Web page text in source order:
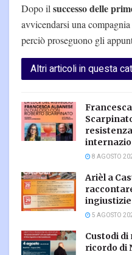
Dopo il successo delle
avvicendarsi una
perciò proseguono gli
Altri articoli in questa
8 AGOSTO
Arièl a
5 AGOSTO
Custodi di
ricordo di